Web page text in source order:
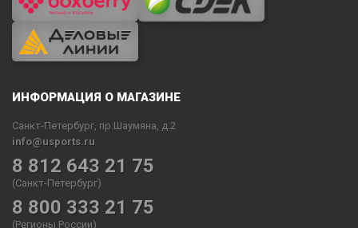
ИНФОРМАЦИЯ О МАГАЗИНЕ
Санкт-Петербург, пр.Шаумяна, д.2
info@usports.ru
8 812 643 21 75
(Санкт-Петербург)
8 800 333 21 75
(Регионы России)